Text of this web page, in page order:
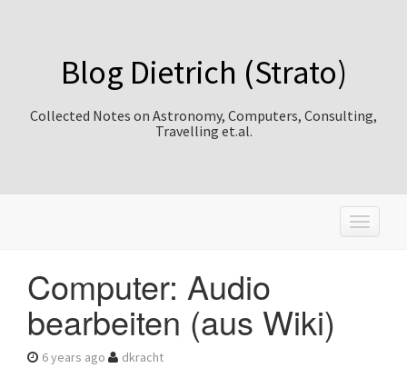
Blog Dietrich (Strato)
Collected Notes on Astronomy, Computers, Consulting,
Travelling et.al.
T
o
Computer: Audio
bearbeiten (aus Wiki)
6 years ago dkracht